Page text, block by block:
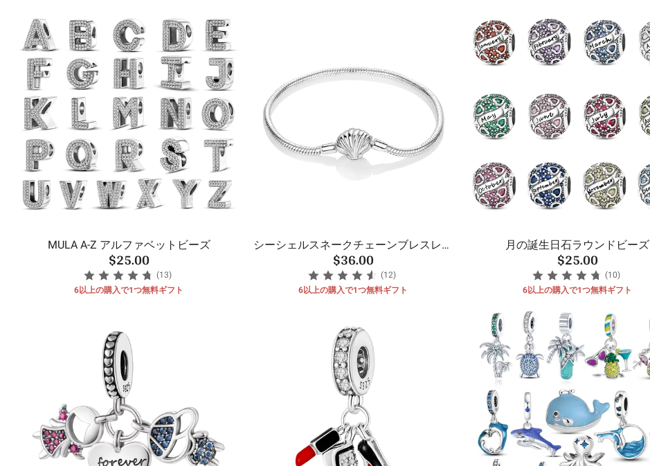
MULA A-Z アルファベットビーズ
$25.00
(13)
6以上の購入で1つ無料ギフト
シーシェルスネークチェーンブレスレッ
ト
$36.00
(12)
6以上の購入で1つ無料ギフト
月の誕生日石ラウンドビーズ
$25.00
(10)
6以上の購入で1つ無料ギフト